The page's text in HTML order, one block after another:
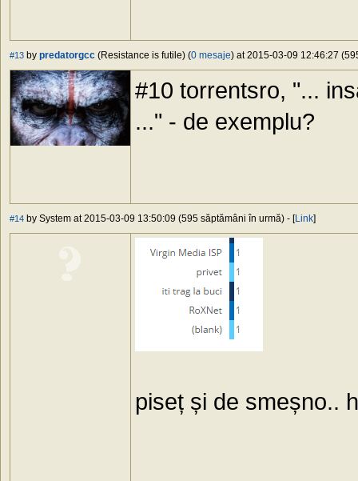
#13 by predatorgcc (Resistance is futile) (0 mesaje) at 2015-03-09 12:46:27
#10 torrentsro, "...
..." - de exemplu?
#14 by System at 2015-03-09 13:50:09 (595 săptămâni în urmă) - [Link]
piseț și de smeșno..